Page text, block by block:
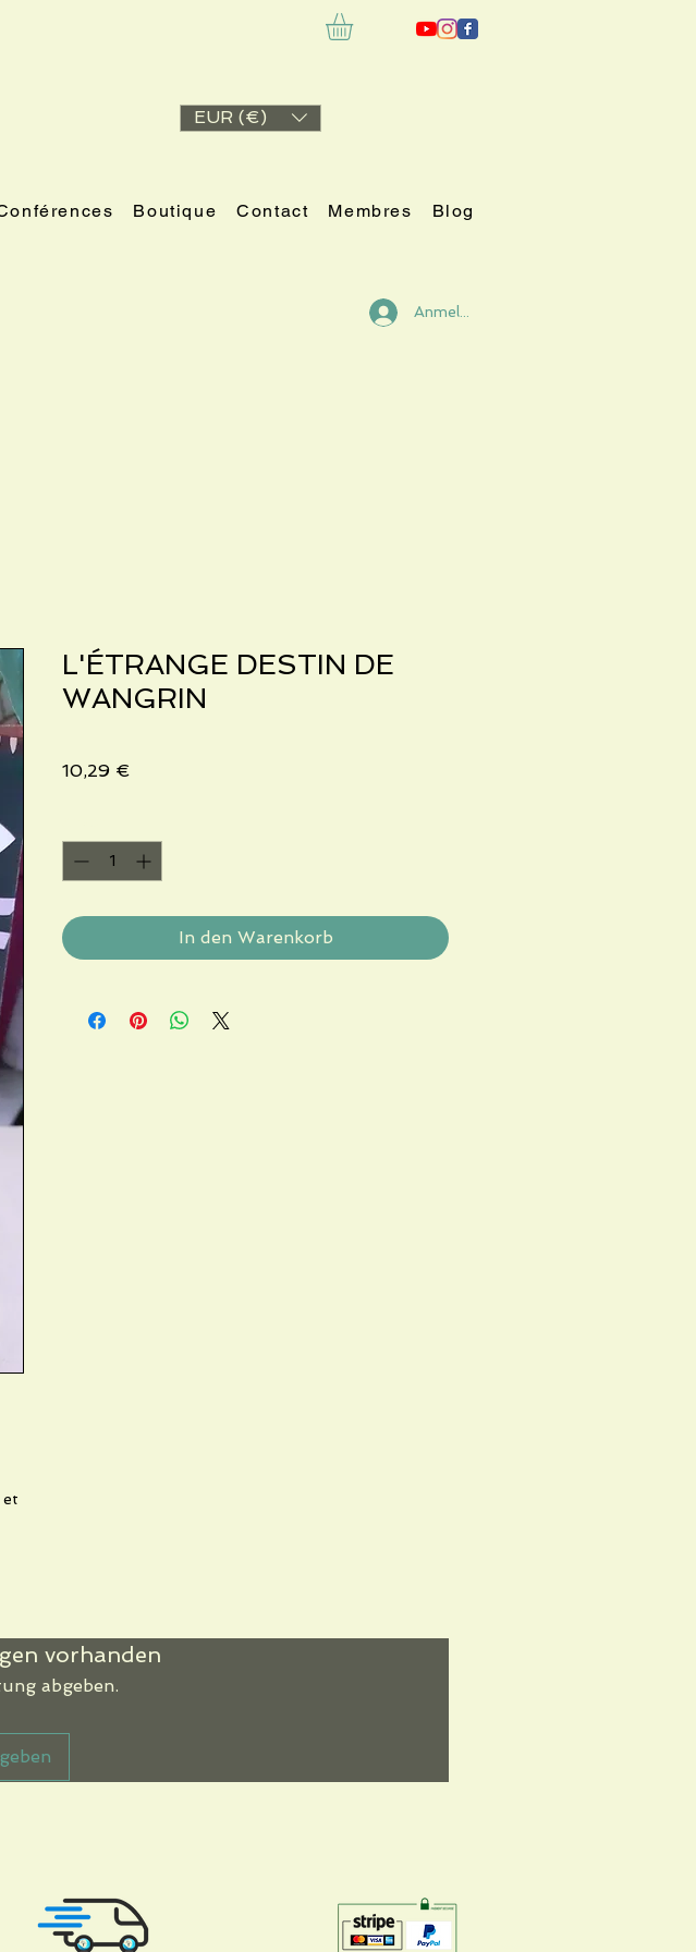
EUR (€)
Boutique Contact Membres Blog
Anmelden
et
L'ÉTRANGE DESTIN DE
WANGRIN
10,29 €
In den Warenkorb
vorhanden
abgeben.